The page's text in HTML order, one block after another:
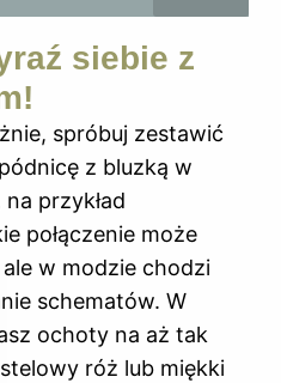
siebie z
spróbuj zestawić
z bluzką w
przykład
połączenie może
w modzie chodzi
schematów. W
ochoty na aż tak
róż lub miękki